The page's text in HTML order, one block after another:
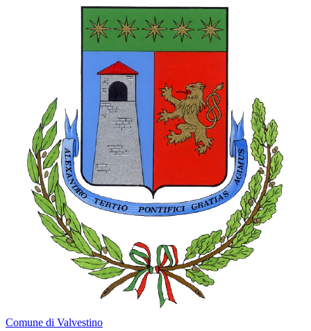
Comune di Valvestino